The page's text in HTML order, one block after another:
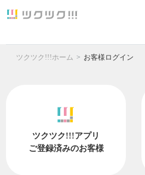
ツクツク!!!ホーム お客様ログイン
ツクツク!!!アプリ
ご登録済みのお客様